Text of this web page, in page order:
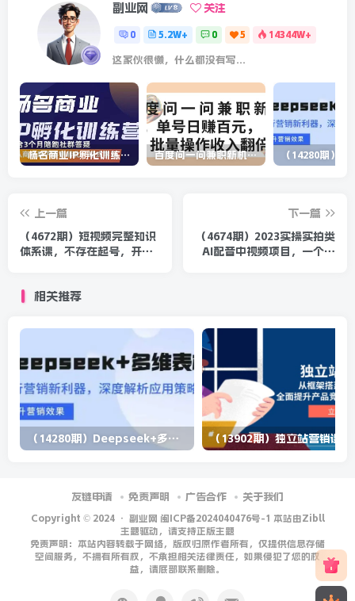
副业网 关注
0 5.2W+ 0 5 14344W+
这家伙很懒，什么都没有写...
杨名商业IP孵化训练营，从商业到内容到转化一站式学 价值5980元 百度问一问兼职新机遇，单号日赚百元，批量操作收入翻倍
上一篇
（4672期）短视频完整知识
体系课，不存在起号，开始
下一篇
（4674期）2023实操实拍类
AI配音中视频项目，一个账
相关推荐
（14280期）Deepseek+多维表格，银行营销新利器，深度解析应用策略，提升营销效果
友链申请 免责声明 广告合作 关于我们
Copyright © 2024 · 副业网 闽ICP备2024040476号-1 本站由Zibll
主题驱动，请支持正版主题
免责声明：本站内容转载于网络，版权归原作者所有，仅提供信息存储
空间服务，不拥有所有权，不承担相关法律责任，如果侵犯了您的权
益，请底部联系删除。